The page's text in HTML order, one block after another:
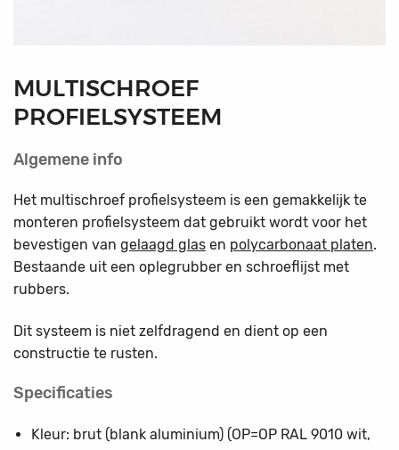
MULTISCHROEF
PROFIELSYSTEEM
Algemene info
Het multischroef profielsysteem is een gemakkelijk te
monteren profielsysteem dat gebruikt wordt voor het
bevestigen van gelaagd glas en polycarbonaat platen.
Bestaande uit een oplegrubber en schroeflijst met
rubbers.
Dit systeem is niet zelfdragend en dient op een
constructie te rusten.
Specificaties
Kleur: brut (blank aluminium) (OP=OP RAL 9010 wit,